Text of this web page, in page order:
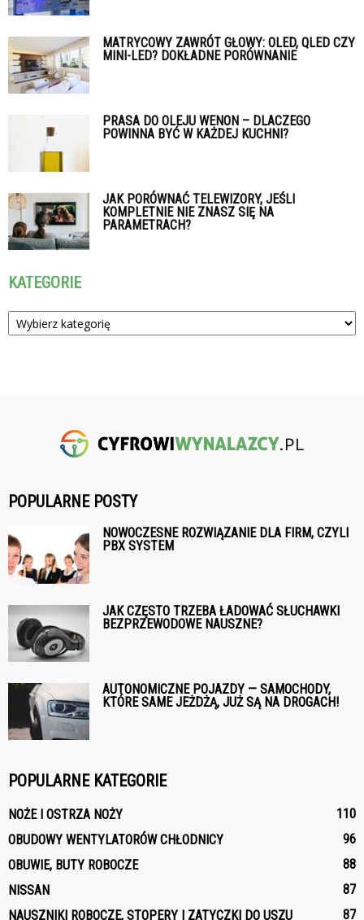
MATRYCOWY ZAWRÓT GŁOWY: OLED, QLED CZY
MINI-LED? DOKŁADNE PORÓWNANIE
PRASA DO OLEJU WENON – DLACZEGO
POWINNA BYĆ W KAŻDEJ KUCHNI?
JAK PORÓWNAĆ TELEWIZORY, JEŚLI
KOMPLETNIE NIE ZNASZ SIĘ NA
PARAMETRACH?
KATEGORIE
Kategorie
POPULARNE POSTY
NOWOCZESNE ROZWIĄZANIE DLA FIRM, CZYLI
PBX SYSTEM
JAK CZĘSTO TRZEBA ŁADOWAĆ SŁUCHAWKI
BEZPRZEWODOWE NAUSZNE?
AUTONOMICZNE POJAZDY — SAMOCHODY,
KTÓRE SAME JEŻDŻĄ, JUŻ SĄ NA DROGACH!
POPULARNE KATEGORIE
NOŻE I OSTRZA NOŻY
110
OBUDOWY WENTYLATORÓW CHŁODNICY
96
OBUWIE, BUTY ROBOCZE
88
NISSAN
87
NAUSZNIKI ROBOCZE, STOPERY I ZATYCZKI DO USZU
87